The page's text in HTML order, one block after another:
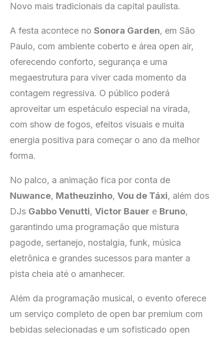
Novo mais tradicionais da capital paulista.
A festa acontece no Sonora Garden, em São
Paulo, com ambiente coberto e área open air,
oferecendo conforto, segurança e uma
megaestrutura para viver cada momento da
contagem regressiva. O público poderá
aproveitar um espetáculo especial na virada,
com show de fogos, efeitos visuais e muita
energia positiva para começar o ano da melhor
forma.
No palco, a animação fica por conta de
Nuwance, Matheuzinho, Vou de Táxi, além dos
DJs Gabbo Venutti, Victor Bauer e Bruno,
garantindo uma programação que mistura
pagode, sertanejo, nostalgia, funk, música
eletrônica e grandes sucessos para manter a
pista cheia até o amanhecer.
Além da programação musical, o evento oferece
um serviço completo de open bar premium com
bebidas selecionadas e um sofisticado open